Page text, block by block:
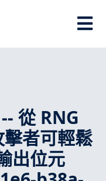
從 RNG
者可輕鬆
出位元